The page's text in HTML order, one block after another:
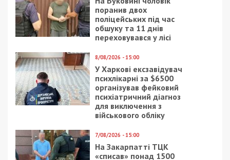
поранив двох
поліцейських під час
обшуку та 11 днів
переховувався у лісі
8/08/2026 - 15:00
У Харкові ексзавідувач
психлікарні за $6500
організував фейковий
психіатричний діагноз
для виключення з
військового обліку
7/08/2026 - 15:00
На Закарпатті ТЦК
«списав» понад 1500